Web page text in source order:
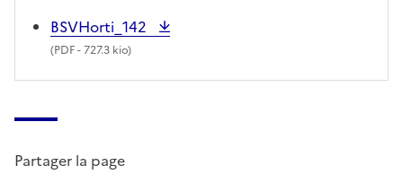
BSVHorti_142
(PDF- 727.3 kio)
Partager la page